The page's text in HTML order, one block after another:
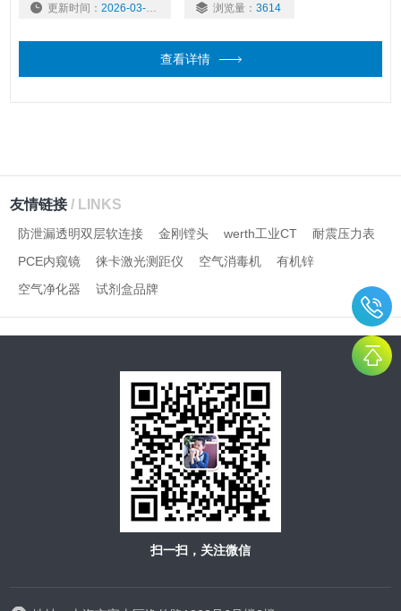
更新时间： 2026-03-02 浏览量： 3614
查看详情
友情链接/ LINKS
防泄漏透明双层软连接 金刚镗头 werth工业CT
耐震压力表
PCE内窥镜
徕卡激光测距仪 空气消毒机
有机锌
空气净化器
试剂盒品牌
扫一扫，关注微信